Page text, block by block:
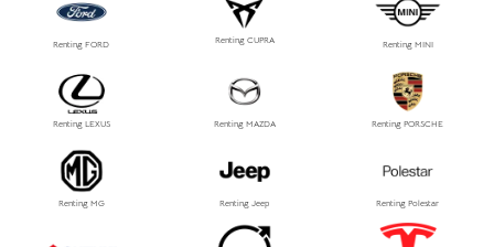
Renting FORD Renting CUPRA Renting MINI
Renting LEXUS Renting MAZDA Renting PORSCHE
Renting MG Renting Jeep Renting Polestar